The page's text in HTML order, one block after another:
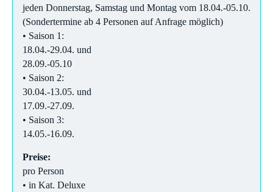
jeden Donnerstag, Samstag und Montag vom 18.04.-05.10.
(Sondertermine ab 4 Personen auf Anfrage möglich)
• Saison 1:
18.04.-29.04. und
28.09.-05.10
• Saison 2:
30.04.-13.05. und
17.09.-27.09.
• Saison 3:
14.05.-16.09.
Preise:
pro Person
• in Kat. Deluxe